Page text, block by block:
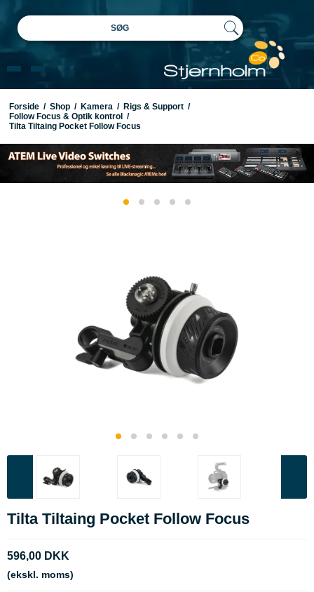
SØG
Forside / Shop / Kamera / Rigs & Support /
Follow Focus & Optik kontrol
/
Tilta Tiltaing Pocket Follow Focus
Tilta Tiltaing Pocket Follow Focus
596,00 DKK
(ekskl. moms)